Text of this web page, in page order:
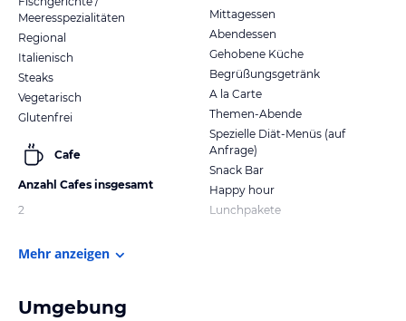
Meeresspezialitäten
Regional
Italienisch
Steaks
Vegetarisch
Glutenfrei
Cafe
Anzahl Cafes insgesamt
2
Mittagessen
Abendessen
Gehobene Küche
Begrüßungsgetränk
A la Carte
Themen-Abende
Spezielle Diät-Menüs (auf
Anfrage)
Snack Bar
Happy hour
Lunchpakete
Mehr anzeigen
Umgebung